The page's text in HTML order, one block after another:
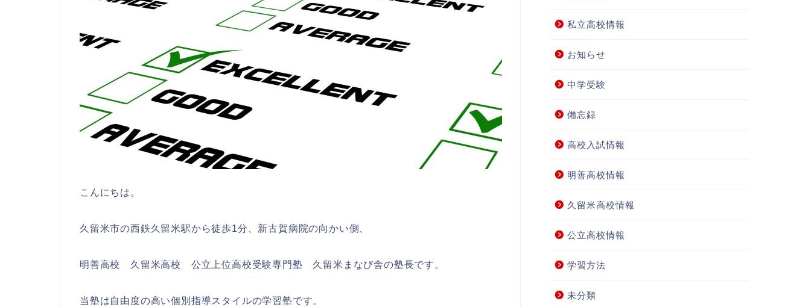
こんにちは。
久留米市の西鉄久留米駅から徒歩1分、新古賀病院の向かい側、
明善高校 久留米高校 公立上位高校受験専門塾 久留米まなび舎の塾長です。
当塾は自由度の高い個別指導スタイルの学習塾です。
私立高校情報
お知らせ
中学受験
備忘録
高校入試情報
明善高校情報
久留米高校情報
公立高校情報
学習方法
未分類